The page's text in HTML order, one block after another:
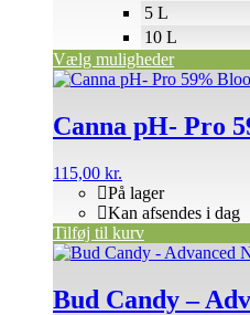
Vælg muligheder
5 L
10 L
Canna pH- Pro
115,00 kr.
På lager
Kan afsendes i dag
Tilføj til kurv
Bud Candy –